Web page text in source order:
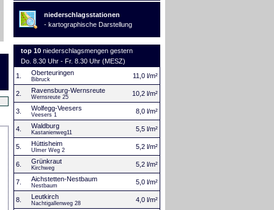
niederschlagsstationen
- kartographische Darstellung
top 10 niederschlagsmengen gestern
Do. 8.30 Uhr - Fr. 8.30 Uhr (MESZ)
1.
Oberteuringen
Bibruck 11,0 l/m²
2. Ravensburg-Wernsreute
Wernsreute 25 10,2 l/m²
3. Wolfegg-Veesers
Veesers 1 8,0 l/m²
4. Waldburg
Kastanienweg11 5,5 l/m²
5. Hüttisheim
Ulmer Weg 2 5,2 l/m²
6. Grünkraut
Kirchweg 5,2 l/m²
7. Aichstetten-Nestbaum
Nestbaum 5,0 l/m²
8. Leutkirch
Nachtigallenweg 28 4,0 l/m²